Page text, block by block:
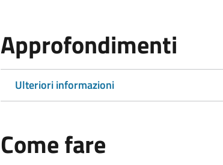
Approfondimenti
Ulteriori informazioni
Come fare